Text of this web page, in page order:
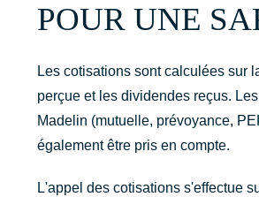
POUR UNE
Les cotisations sont calculées sur
perçue et les dividendes reçus.
Madelin (mutuelle, prévoyance,
également être pris en compte.
L'appel des cotisations s'effectue